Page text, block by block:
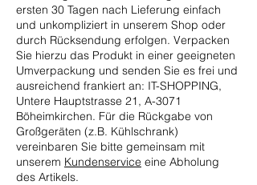
ersten 30 Tagen nach Lieferung einfach
und unkompliziert in unserem Shop oder
durch Rücksendung erfolgen. Verpacken
Sie hierzu das Produkt in einer geeigneten
Umverpackung und senden Sie es frei und
ausreichend frankiert an: IT-SHOPPING,
Untere Hauptstrasse 21, A-3071
Böheimkirchen. Für die Rückgabe von
Großgeräten (z.B. Kühlschrank)
vereinbaren Sie bitte gemeinsam mit
unserem Kundenservice eine Abholung
des Artikels.